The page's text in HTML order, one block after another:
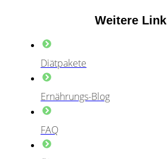
Weitere
Diätpakete
Ernährungs-Blog
FAQ